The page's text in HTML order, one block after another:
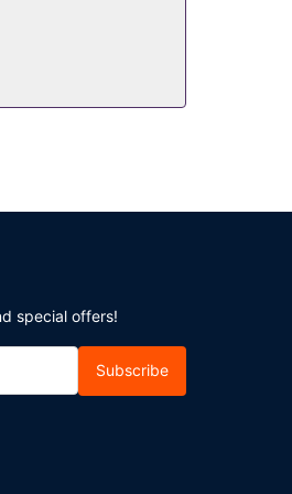
special offers!
Subscribe